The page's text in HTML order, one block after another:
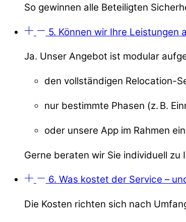
So gewinnen alle Beteiligten
5. Können wir Ihre Leistungen
Ja. Unser Angebot ist modular
den vollständigen Relocation-
nur bestimmte Phasen (z. B.
oder unsere App im Rahmen
Gerne beraten wir Sie individuell zu
6. Was kostet der Service –
Die Kosten richten sich nach